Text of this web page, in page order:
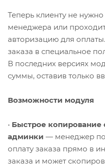
Теперь клиенту не
менеджера или
авторизацию для
заказа в специальное
В последних версиях
суммы, оставив только
Возможности модуля
• Быстрое копирование
админки — менеджер
оплату заказа прямо в
заказа и может